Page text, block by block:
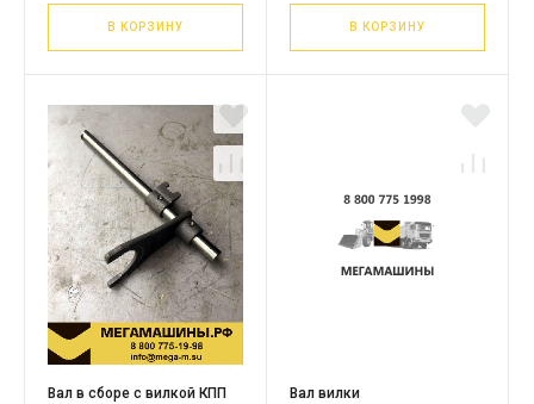
В КОРЗИНУ В КОРЗИНУ
Вал в сборе с вилкой КПП
Вал вилки